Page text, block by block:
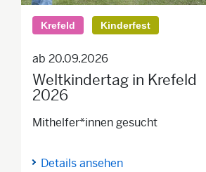
Krefeld Kinderfest
ab 20.09.2026
Weltkindertag in Krefeld
2026
Mithelfer*innen gesucht
Details ansehen